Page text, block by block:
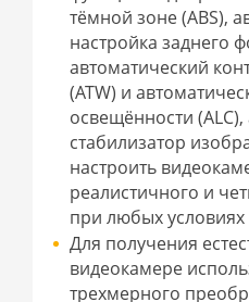
тёмной зоне (ABS),
настройка заднего
автоматический
(ATW) и
освещённости
стабилизатор
настроить
реалистичного и
при любых
Для получения
видеокамере
трехмерного